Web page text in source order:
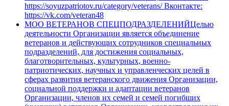
https://soyuzpatriotov.ru/category/veterans/ Вконтакте:
https://vk.com/veteran48
МОО ВЕТЕРАНОВ СПЕЦПОДРАЗДЕЛЕНИЙЦелью
деятельности Организации является объединение
ветеранов и действующих сотрудников специальных
подразделений, для достижения социальных,
благотворительных, культурных, военно-
патриотических, научных и управленческих целей в
сферах развития ветеранского движения Организации,
социальной поддержки и адаптации ветеранов
Организации, членов их семей и семей погибших